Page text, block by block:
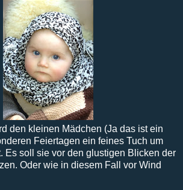
den kleinen Mädchen (Ja das ist ein
Feiertagen ein feines Tuch um
Es soll sie vor den glustigen Blicken der
Oder wie in diesem Fall vor Wind